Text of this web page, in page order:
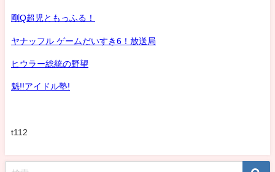
剛Q超児ともっふる！
ヤナッフル ゲームだいすき6！放送局
ヒウラー総統の野望
魁!!アイドル塾!
t112